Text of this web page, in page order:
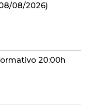
08/2026)
20:00h